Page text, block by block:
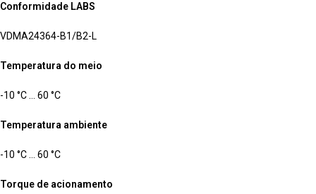
Conformidade LABS
VDMA24364-B1/B2-L
Temperatura do meio
-10 °C … 60 °C
Temperatura ambiente
-10 °C … 60 °C
Torque de acionamento